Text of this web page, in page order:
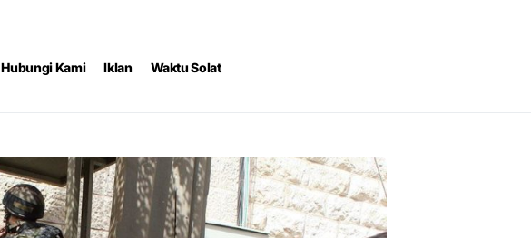
Hubungi Kami Iklan Waktu Solat